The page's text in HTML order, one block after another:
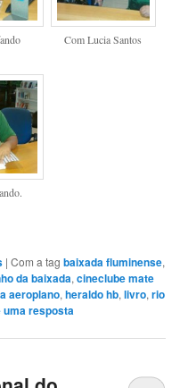
Com Lucia Santos
|Com a tagbaixada fluminense,
da baixada,cineclube mate
aeroplano,heraldo hb,livro,rio
uma resposta